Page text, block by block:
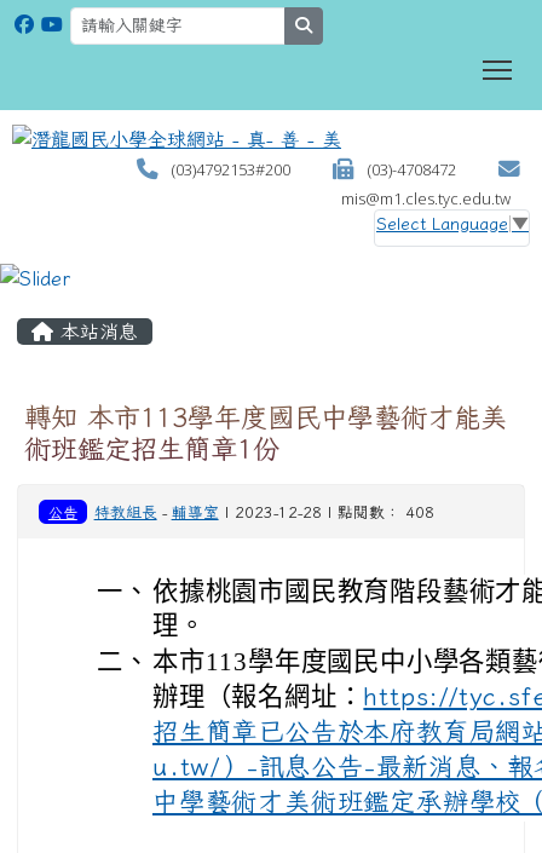
(03)4792153#200
(03)-4708472
mis@m1.cles.tyc.edu.tw
Select Language ▼
本站消息
轉知 本市113學年度國民中學藝術才能美
術班鑑定招生簡章1份
公告 特教組長 - 輔導室 | 2023-12-28 | 點閱數： 408
一、 依據桃園市國民教育階段藝術才
理。
二、 本市113學年度國民中小學各類
辦理（報名網址： https://
招生簡章已公告於本府教育局
u.tw/）-訊息公告-最新消息、報
中學藝術才美術班鑑定承辦學校